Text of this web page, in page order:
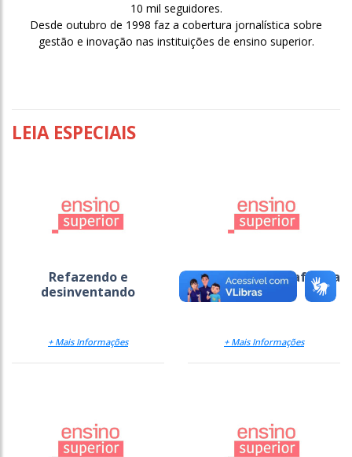
10 mil seguidores.
Desde outubro de 1998 faz a cobertura jornalística sobre
gestão e inovação nas instituições de ensino superior.
LEIA ESPECIAIS
Refazendo e
desinventando
+ Mais Informações
Ensino multiplataforma
+ Mais Informações